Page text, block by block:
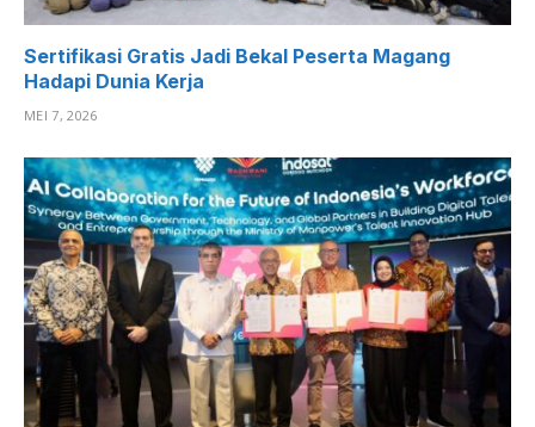
Sertifikasi Gratis Jadi Bekal Peserta Magang
Hadapi Dunia Kerja
MEI 7, 2026